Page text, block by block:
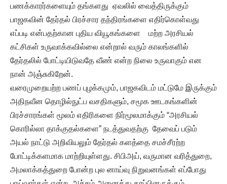
பணக்காரர்களையும் தங்களது ஏவலில் வைத்திருக்கும்
பாஜகவின் தேர்தல் பிரச்சார தந்திரங்களை எதிர்கொள்வது
எப்படி என்பதற்கான புதிய வியூகங்களை மற்ற அரசியல்
கட்சிகள் உருவாக்கவில்லை என்றால் வரும் காலங்களில்
தேர்தலில் போட்டியிடுவதே வீண் என்ற நிலை உருவாகும் என
நான் அஞ்சுகிறேன்.
வரைமுறையற்ற பணப் புழக்கமும், பாஜகவிடம் மட்டுமே இருக்கும்
அதிநவீன தொழில்நுட்ப வசதிகளும், சமூக ஊடகங்களின்
பிரச்சாரங்கள் மூலம் எதிரிகளை நிர்மூலமாக்கும் “அரசியல்
கொரில்லா தாக்குதல்களை” நடத்துவதற்கு தேவைப் படும்
அயல் நாட்டு அறிவியலும் தேர்தல் களத்தை சமச்சீரற்ற
போட்டிக்களமாக மாற்றியுள்ளது. சிபிஅய், வருமான வரித்துறை,
அமலாக்கத்துறை போன்ற புல னாய்வு நிறுவனங்கள் எப்போது